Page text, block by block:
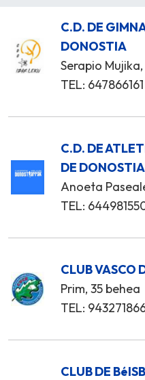
C.D. DE
DONOSTIA
Serapio Mujika,
TEL: 647866161
C.D. DE
DE DONOSTIA
Anoeta
TEL:
CLUB VASCO
Prim, 35 behea
TEL:
CLUB DE